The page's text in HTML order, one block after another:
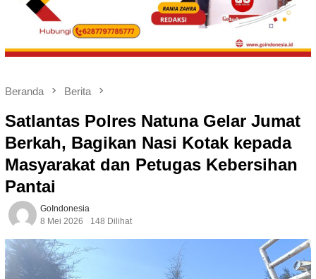
Beranda Berita
Satlantas Polres Natuna Gelar Jumat
Berkah, Bagikan Nasi Kotak kepada
Masyarakat dan Petugas Kebersihan
Pantai
GoIndonesia
8 Mei 2026
148 Dilihat